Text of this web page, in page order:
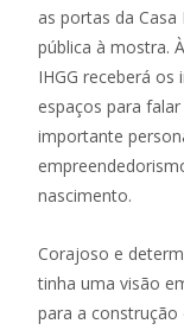
as portas da Casa
pública à mostra.
IHGG receberá os
espaços para
importante
nascimento.
Corajoso e
tinha uma visão
para a